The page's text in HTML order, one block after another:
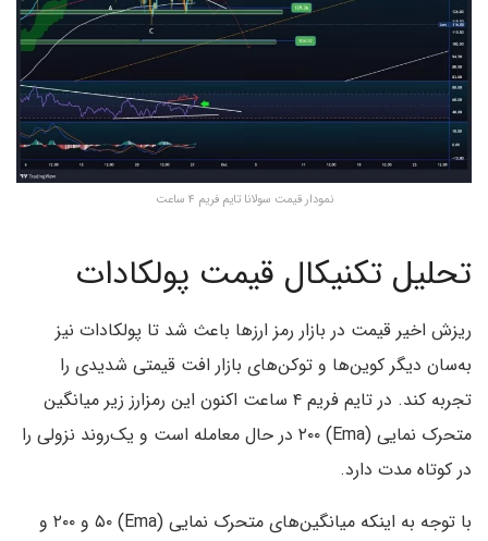
نمودار قیمت سولانا تایم فریم ۴ ساعت
تحلیل تکنیکال قیمت پولکادات
ریزش اخیر قیمت در بازار رمز ارزها باعث شد تا پولکادات نیز
به‌سان دیگر کوین‌ها و توکن‌های بازار افت قیمتی شدیدی را
تجربه کند. در تایم فریم ۴ ساعت اکنون این رمز‌ارز زیر میانگین
متحرک نمایی (Ema) ۲۰۰ در حال معامله است و یک‌روند نزولی را
در کوتاه مدت دارد.
با توجه به اینکه میانگین‌های متحرک نمایی (Ema) ۵۰ و ۲۰۰ و